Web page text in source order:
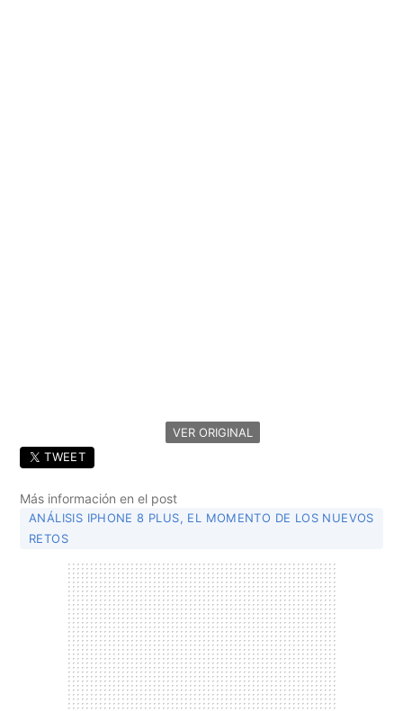
VER ORIGINAL
TWEET
Más información en el post
ANÁLISIS IPHONE 8 PLUS, EL MOMENTO DE LOS NUEVOS
RETOS